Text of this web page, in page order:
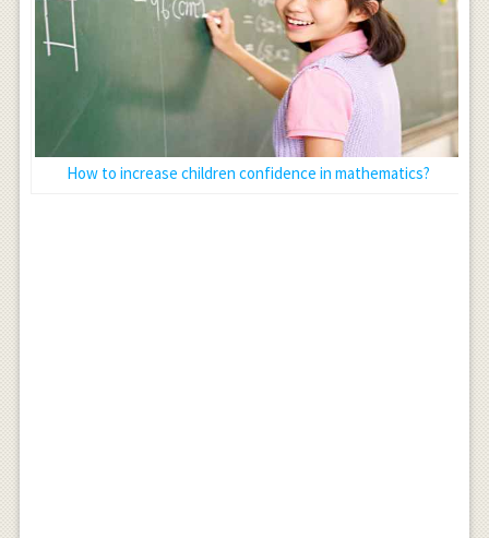
How to increase children confidence in mathematics?